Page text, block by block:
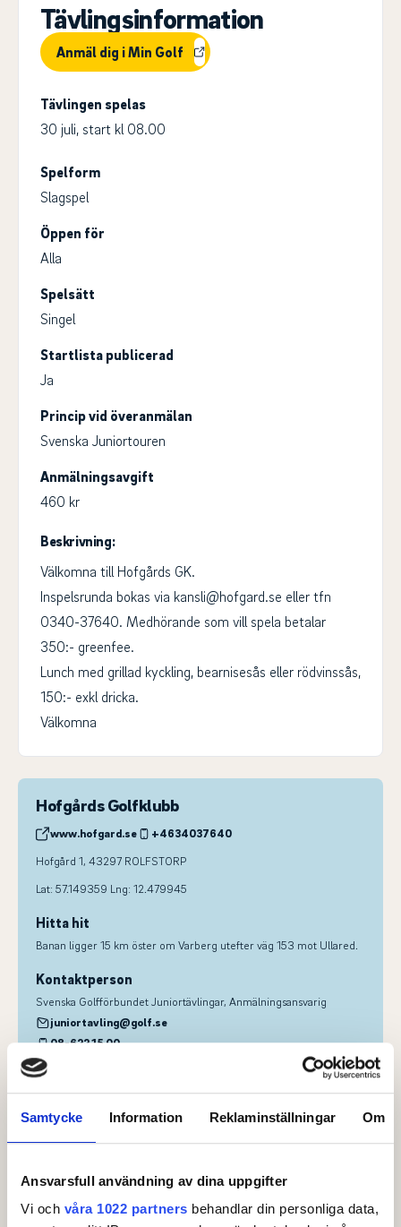
Samtycke Information Reklaminställningar Om
Ansvarsfull användning av dina uppgifter
Vi och våra 1022 partners behandlar din personliga data,
Tävlingsinformation
Anmäl dig i Min Golf
Tävlingen spelas
30 juli, start kl 08.00
Spelform
Slagspel
Öppen för
Alla
Spelsätt
Singel
Startlista publicerad
Ja
Princip vid överanmälan
Svenska Juniortouren
Anmälningsavgift
460 kr
Beskrivning:
Välkomna till Hofgårds GK.
Inspelsrunda bokas via kansli@hofgard.se eller tfn
0340-37640. Medhörande som vill spela betalar
350:- greenfee.
Lunch med grillad kyckling, bearnisesås eller rödvinssås,
150:- exkl dricka.
Välkomna
Hofgårds Golfklubb
www.hofgard.se
+4634037640
Hofgård 1, 43297 ROLFSTORP
Lat: 57.149359 Lng: 12.479945
Hitta hit
Banan ligger 15 km öster om Varberg utefter väg 153 mot Ullared.
Kontaktperson
Svenska Golfförbundet Juniortävlingar, Anmälningsansvarig
juniortavling@golf.se
08-622 15 00
Owe Lundström
Klass